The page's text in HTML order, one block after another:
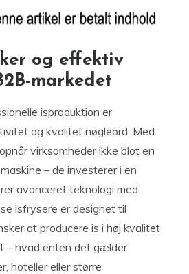
og effektiv
markedet
isproduktion er
og kvalitet nøgleord. Med
opnår virksomheder ikke blot en
– de investerer i en
avanceret teknologi med
isfrysere er designet til
at producere is i høj kvalitet
– hvad enten det gælder
hoteller eller større